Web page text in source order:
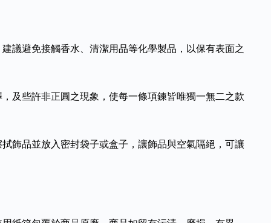
議避免接觸香水、清潔用品等化學製品，以保有表面之
及些許非正圓之現象，使每一條項鍊皆唯獨一無二之款
飾品並放入密封袋子或盒子，讓飾品與空氣隔絕，可讓